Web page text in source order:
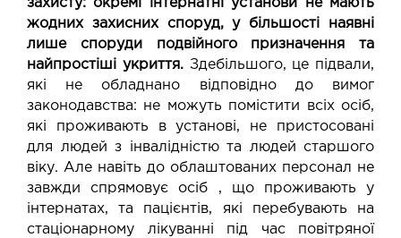
захисту: окремі інтернатні установи не мають
жодних захисних споруд, у більшості наявні
лише споруди подвійного призначення та
найпростіші укриття.Здебільшого, це підвали,
які не обладнано відповідно до вимог
законодавства: не можуть помістити всіх осіб,
які проживають в установі, не пристосовані
для людей з інвалідністю та людей старшого
віку. Але навіть до облаштованих персонал не
завжди спрямовує осіб , що проживають у
інтернатах, та пацієнтів, які перебувають на
стаціонарному лікуванні під час повітряної